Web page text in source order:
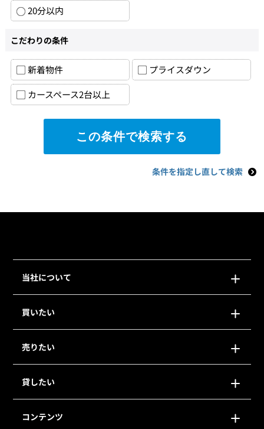
20分以内
こだわりの条件
新着物件
プライスダウン
カースペース2台以上
条件を指定し直して検索
当社について
買いたい
売りたい
貸したい
コンテンツ